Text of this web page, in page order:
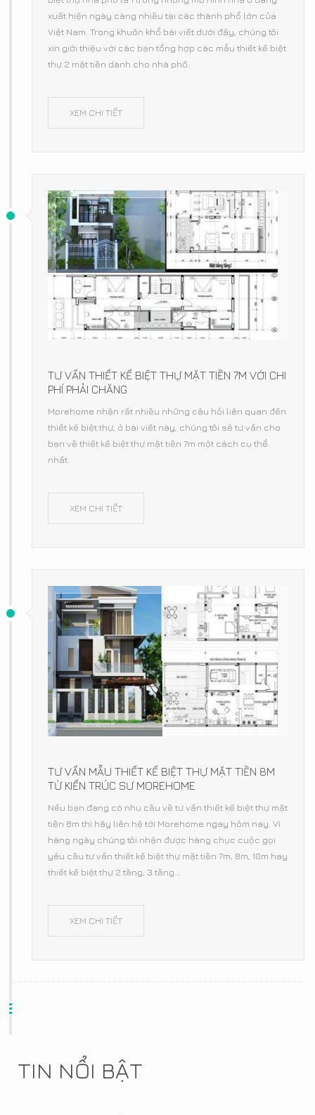
xuất hiện ngày càng nhiều tại các thành phổ lớn của
Việt Nam. Trong khuôn khổ bài viết dưới đây, chúng tôi
xin giới thiệu với các bạn tổng hợp các mẫu thiết kế biệt
thự 2 mặt tiền dành cho nhà phố.
XEM CHI TIẾT
TƯ VẤN THIẾT KẾ BIỆT THỰ MẶT TIỀN 7M VỚI CHI
PHÍ PHẢI CHĂNG
Morehome nhận rất nhiều những câu hỏi liên quan đến
thiết kế biệt thự, ở bài viết này, chúng tôi sẽ tư vấn cho
bạn về thiết kế biệt thự mặt tiền 7m một cách cụ thể
nhất.
XEM CHI TIẾT
TƯ VẤN MẪU THIẾT KẾ BIỆT THỰ MẶT TIỀN 8M
TỪ KIẾN TRÚC SƯ MOREHOME
Nếu bạn đang có nhu cầu về tư vấn thiết kế biệt thự mặt
tiền 8m thì hãy liên hệ tới Morehome ngay hôm nay. Vì
hàng ngày chúng tôi nhận được hàng chục cuộc gọi
yêu cầu tư vấn thiết kế biệt thự mặt tiền 7m, 8m, 10m hay
thiết kế biệt thự 2 tầng, 3 tầng...
XEM CHI TIẾT
TIN NỔI BẬT